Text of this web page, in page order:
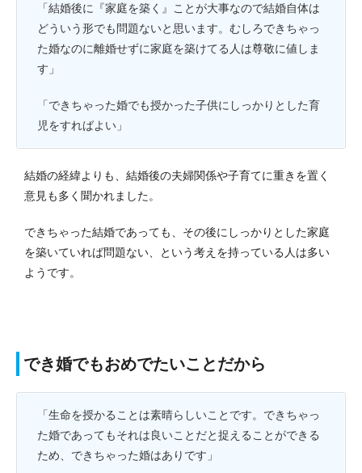
「結婚後に『家庭を築く』ことが大事なので結婚自体は
どういう形でも問題ないと思います。むしろできちゃっ
た婚なのに離婚せずに家庭を築けてる人は尊敬に値しま
す」
「できちゃった婚でも授かった子供にしっかりとした育
児をすればよい」
結婚の経緯よりも、結婚後の夫婦関係や子育てに重きを置く
意見も多く聞かれました。
できちゃった結婚であっても、その後にしっかりとした家庭
を築いていれば問題ない、という考えを持っている人は多い
ようです。
でき婚でもおめでたいことだから
「生命を授かることは素晴らしいことです。できちゃっ
た婚であってもそれは良いことだと捉えることができる
ため、できちゃった婚はありです」